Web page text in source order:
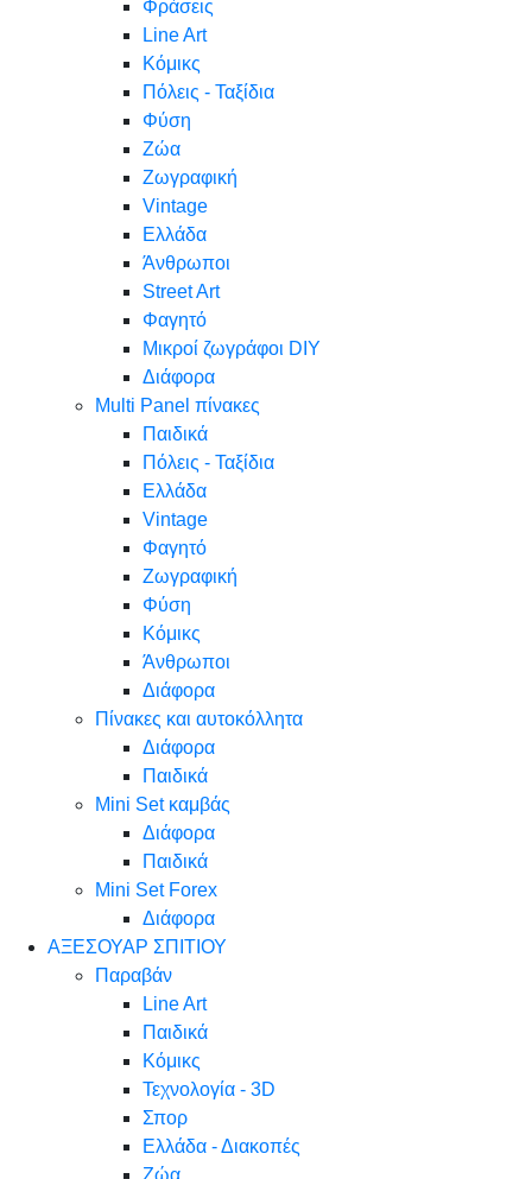
Φράσεις
Line Art
Κόμικς
Πόλεις - Ταξίδια
Φύση
Ζώα
Ζωγραφική
Vintage
Ελλάδα
Άνθρωποι
Street Art
Φαγητό
Μικροί ζωγράφοι DIY
Διάφορα
Multi Panel πίνακες
Παιδικά
Πόλεις - Ταξίδια
Ελλάδα
Vintage
Φαγητό
Ζωγραφική
Φύση
Κόμικς
Άνθρωποι
Διάφορα
Πίνακες και αυτοκόλλητα
Διάφορα
Παιδικά
Mini Set καμβάς
Διάφορα
Παιδικά
Mini Set Forex
Διάφορα
ΑΞΕΣΟΥΑΡ ΣΠΙΤΙΟΥ
Παραβάν
Line Art
Παιδικά
Κόμικς
Τεχνολογία - 3D
Σπορ
Ελλάδα - Διακοπές
Ζώα